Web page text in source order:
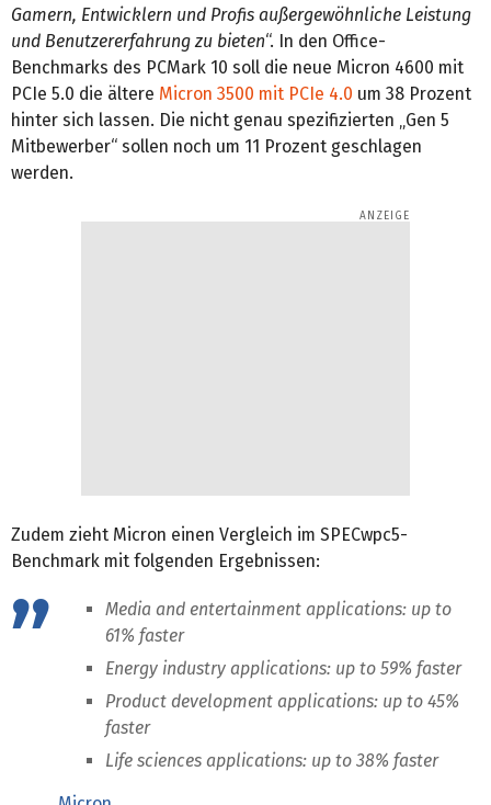
Gamern, Entwicklern und Profis außergewöhnliche Leistung
und Benutzererfahrung zu bieten“. In den Office-
Benchmarks des PCMark 10 soll die neue Micron 4600 mit
PCIe 5.0 die ältere Micron 3500 mit PCIe 4.0 um 38 Prozent
hinter sich lassen. Die nicht genau spezifizierten „Gen 5
Mitbewerber“ sollen noch um 11 Prozent geschlagen
werden.
Zudem zieht Micron einen Vergleich im SPECwpc5-
Benchmark mit folgenden Ergebnissen:
Media and entertainment applications: up to
61% faster
Energy industry applications: up to 59% faster
Product development applications: up to 45%
faster
Life sciences applications: up to 38% faster